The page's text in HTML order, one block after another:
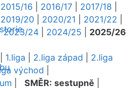
2015/16 2016/17 2017/18
2019/20 2020/21 2021/22
2023/24 2024/25
2025/26
1.liga 2.liga západ
2.liga
východ
SMĚR: sestupně